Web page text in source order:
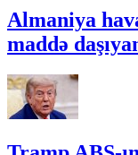
Almaniya
maddə